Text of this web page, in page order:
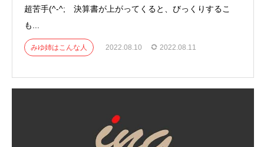
超苦手(^-^; 決算書が上がってくると、びっくりするこ
も...
みゆ姉はこんな人 2022.08.10 2022.08.11